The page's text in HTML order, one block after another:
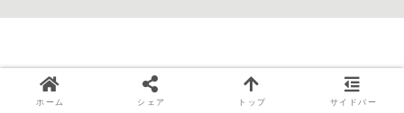
ホーム シェア トップ サイドバー